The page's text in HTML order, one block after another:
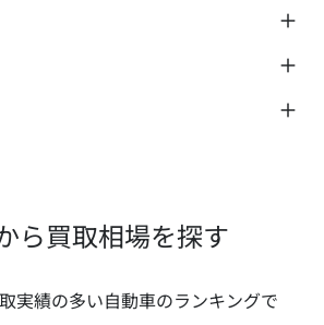
ら買取相場を探す
実績の多い自動車のランキングで